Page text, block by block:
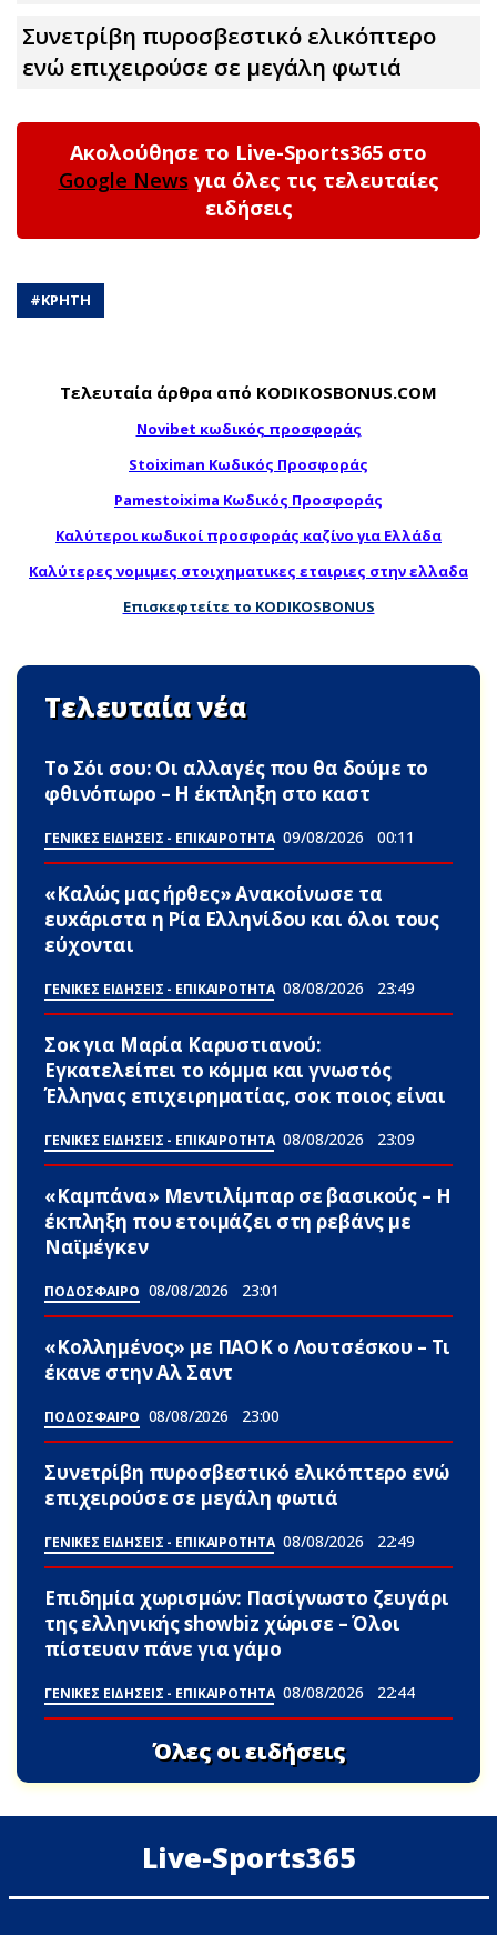
Συνετρίβη πυροσβεστικό ελικόπτερο
ενώ επιχειρούσε σε μεγάλη φωτιά
Ακολούθησε το Live-Sports365 στο
Google News για όλες τις τελευταίες
ειδήσεις
#ΚΡΗΤΗ
Τελευταία άρθρα από KODIKOSBONUS.COM
Novibet κωδικός προσφοράς
Stoiximan Κωδικός Προσφοράς
Pamestoixima Κωδικός Προσφοράς
Καλύτεροι κωδικοί προσφοράς καζίνο για Ελλάδα
Καλύτερες νομιμες στοιχηματικες εταιριες στην ελλαδα
Επισκεφτείτε το KODIKOSBONUS
Τελευταία νέα
Το Σόι σου: Οι αλλαγές που θα δούμε το
φθινόπωρο – Η έκπληξη στο καστ
ΓΕΝΙΚΕΣ ΕΙΔΗΣΕΙΣ - ΕΠΙΚΑΙΡΟΤΗΤΑ 09/08/2026 00:11
«Καλώς μας ήρθες» Ανακοίνωσε τα
ευxάριστα η Ρία Ελληνίδου και όλοι τους
εύχονται
ΓΕΝΙΚΕΣ ΕΙΔΗΣΕΙΣ - ΕΠΙΚΑΙΡΟΤΗΤΑ 08/08/2026 23:49
Σoκ για Μαρία Καρυστιανού:
Εγκατελείπει το κόμμα και γνωστός
Έλληνας επιχειρηματίας, σoκ ποιος είναι
ΓΕΝΙΚΕΣ ΕΙΔΗΣΕΙΣ - ΕΠΙΚΑΙΡΟΤΗΤΑ 08/08/2026 23:09
«Καμπάνα» Μεντιλίμπαρ σε βασικούς – Η
έκπληξη που ετοιμάζει στη ρεβάνς με
Ναϊμέγκεν
ΠΟΔΟΣΦΑΙΡΟ 08/08/2026 23:01
«Κολλημένος» με ΠΑΟΚ ο Λουτσέσκου – Τι
έκανε στην Αλ Σαντ
ΠΟΔΟΣΦΑΙΡΟ 08/08/2026 23:00
Συνετρίβη πυροσβεστικό ελικόπτερο ενώ
επιχειρούσε σε μεγάλη φωτιά
ΓΕΝΙΚΕΣ ΕΙΔΗΣΕΙΣ - ΕΠΙΚΑΙΡΟΤΗΤΑ 08/08/2026 22:49
Επιδημία χωρισμών: Πασίγνωστο ζευγάρι
της ελληνικής showbiz χώρισε – Όλοι
πίστευαν πάνε για γάμο
ΓΕΝΙΚΕΣ ΕΙΔΗΣΕΙΣ - ΕΠΙΚΑΙΡΟΤΗΤΑ 08/08/2026 22:44
Όλες οι ειδήσεις
Live-Sports365